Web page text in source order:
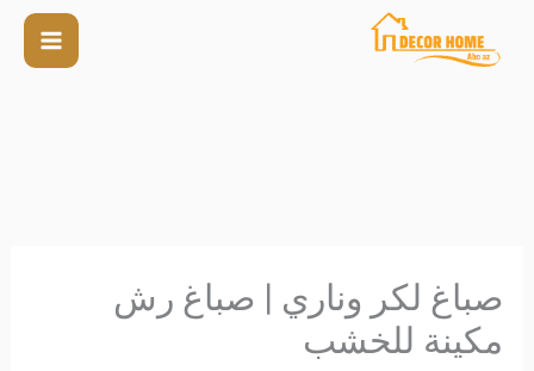
صباغ لكر وناري | صباغ رش
مكينة للخشب